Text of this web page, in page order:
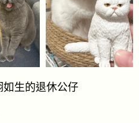
生的退休公仔